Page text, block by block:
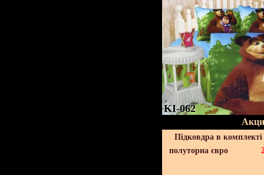
KI-062
Підковдра в
полуторна євро